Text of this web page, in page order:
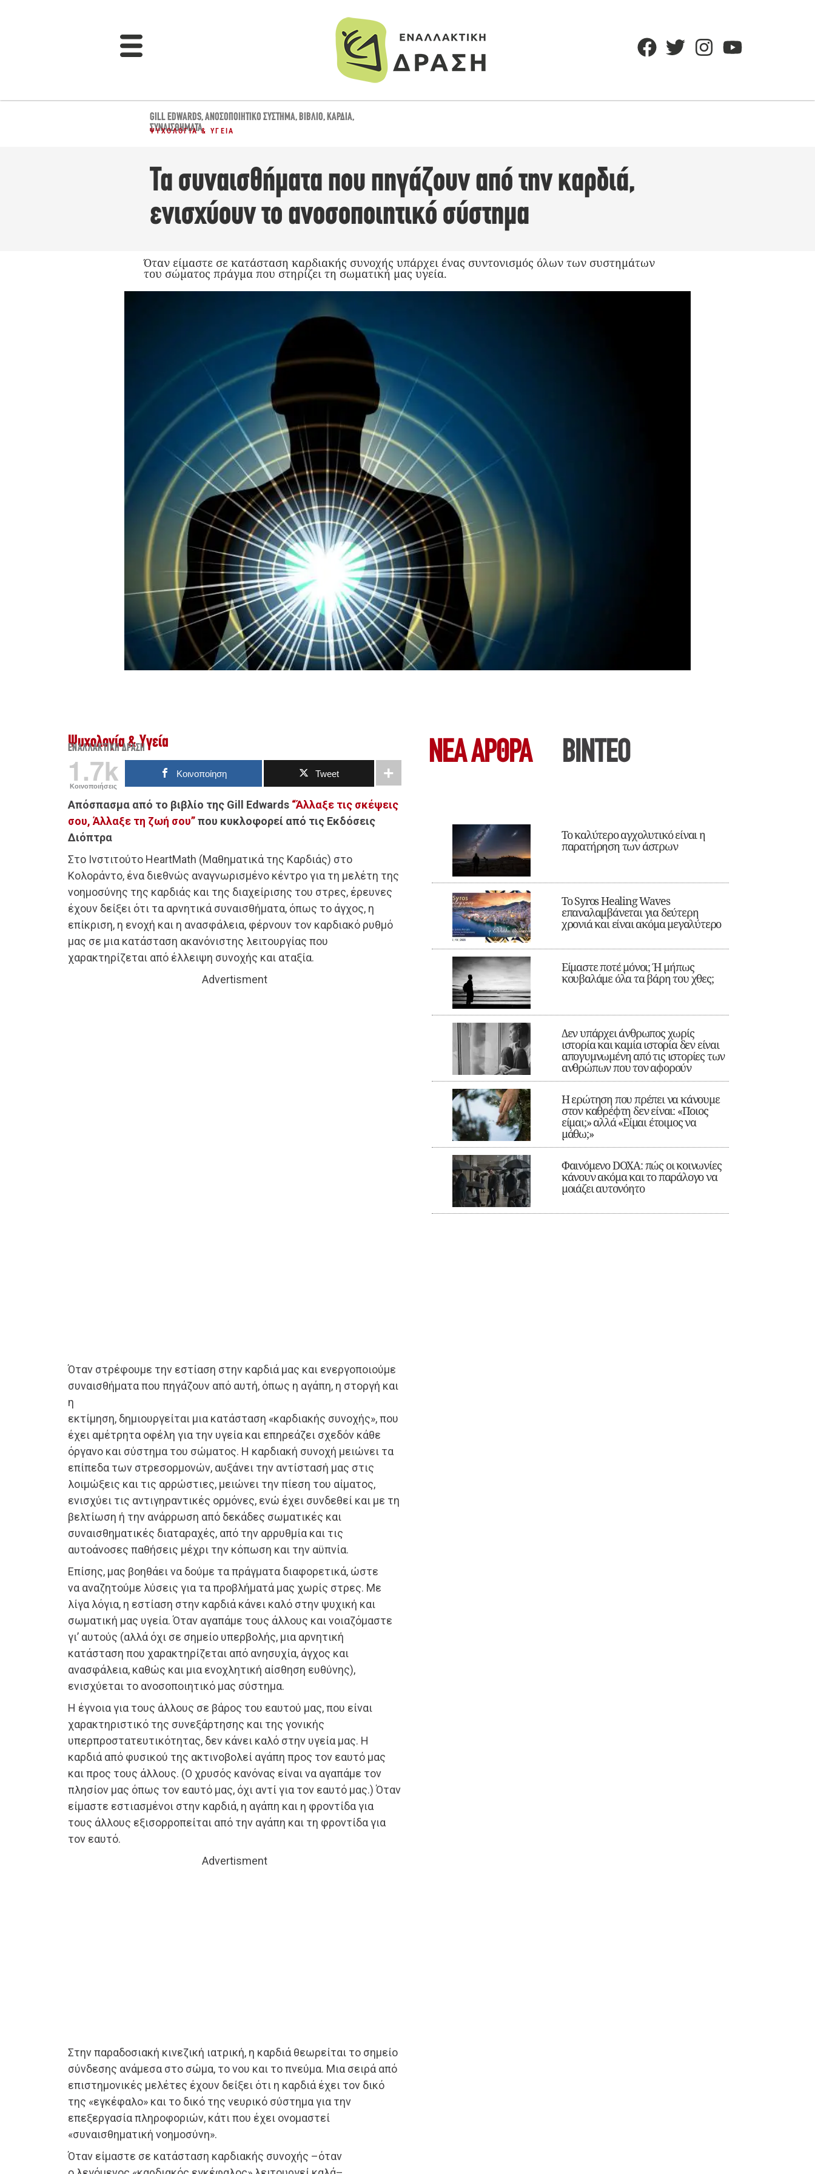
GILL EDWARDS,ΑΝΟΣΟΠΟΙΗΤΙΚΌ ΣΎΣΤΗΜΑ,ΒΙΒΛΊΟ,ΚΑΡΔΙΆ,
ΣΥΝΑΙΣΘΉΜΑΤΑ
ΨΥΧΟΛΟΓΊΑ & ΥΓΕΊΑ
Τα συναισθήματα που πηγάζουν από την καρδιά,
ενισχύουν το ανοσοποιητικό σύστημα
Όταν είμαστε σε κατάσταση καρδιακής συνοχής υπάρχει ένας συντονισμός όλων των συστημάτων
του σώματος πράγμα που στηρίζει τη σωματική μας υγεία.
Ψυχολογία & Υγεία
ΕΝΑΛΛΑΚΤΙΚΉ ΔΡΆΣΗ
1.7k
Κοινοποιήσεις
Κοινοποίηση Tweet
Απόσπασμα από το βιβλίο της Gill Edwards “Άλλαξε τις σκέψεις
σου, Άλλαξε τη ζωή σου”που κυκλοφορεί από τις Εκδόσεις
Διόπτρα
Στο Ινστιτούτο HeartMath (Μαθηματικά της Καρδιάς) στο
Κολοράντο, ένα διεθνώς αναγνωρισμένο κέντρο για τη μελέτη της
νοημοσύνης της καρδιάς και της διαχείρισης του στρες, έρευνες
έχουν δείξει ότι τα αρνητικά συναισθήματα, όπως το άγχος, η
επίκριση, η ενοχή και η ανασφάλεια, φέρνουν τον καρδιακό ρυθμό
μας σε μια κατάσταση ακανόνιστης λειτουργίας που
χαρακτηρίζεται από έλλειψη συνοχής και αταξία.
Advertisment
Όταν στρέφουμε την εστίαση στην καρδιά μας και ενεργοποιούμε
συναισθήματα που πηγάζουν από αυτή, όπως η αγάπη, η στοργή και
η
εκτίμηση, δημιουργείται μια κατάσταση «καρδιακής συνοχής», που
έχει αμέτρητα οφέλη για την υγεία και επηρεάζει σχεδόν κάθε
όργανο και σύστημα του σώματος. Η καρδιακή συνοχή μειώνει τα
επίπεδα των στρεσορμονών, αυξάνει την αντίστασή μας στις
λοιμώξεις και τις αρρώστιες, μειώνει την πίεση του αίματος,
ενισχύει τις αντιγηραντικές ορμόνες, ενώ έχει συνδεθεί και με τη
βελτίωση ή την ανάρρωση από δεκάδες σωματικές και
συναισθηματικές διαταραχές, από την αρρυθμία και τις
αυτοάνοσες παθήσεις μέχρι την κόπωση και την αϋπνία.
Επίσης, μας βοηθάει να δούμε τα πράγματα διαφορετικά, ώστε
να αναζητούμε λύσεις για τα προβλήματά μας χωρίς στρες. Με
λίγα λόγια, η εστίαση στην καρδιά κάνει καλό στην ψυχική και
σωματική μας υγεία. Όταν αγαπάμε τους άλλους και νοιαζόμαστε
γι’ αυτούς (αλλά όχι σε σημείο υπερβολής, μια αρνητική
κατάσταση που χαρακτηρίζεται από ανησυχία, άγχος και
ανασφάλεια, καθώς και μια ενοχλητική αίσθηση ευθύνης),
ενισχύεται το ανοσοποιητικό μας σύστημα.
Η έγνοια για τους άλλους σε βάρος του εαυτού μας, που είναι
χαρακτηριστικό της συνεξάρτησης και της γονικής
υπερπροστατευτικότητας, δεν κάνει καλό στην υγεία μας. Η
καρδιά από φυσικού της ακτινοβολεί αγάπη προς τον εαυτό μας
και προς τους άλλους. (Ο χρυσός κανόνας είναι να αγαπάμε τον
πλησίον μας όπως τον εαυτό μας, όχι αντί για τον εαυτό μας.) Όταν
είμαστε εστιασμένοι στην καρδιά, η αγάπη και η φροντίδα για
τους άλλους εξισορροπείται από την αγάπη και τη φροντίδα για
τον εαυτό.
Advertisment
Στην παραδοσιακή κινεζική ιατρική, η καρδιά θεωρείται το σημείο
σύνδεσης ανάμεσα στο σώμα, το νου και το πνεύμα. Μια σειρά από
επιστημονικές μελέτες έχουν δείξει ότι η καρδιά έχει τον δικό
της «εγκέφαλο» και το δικό της νευρικό σύστημα για την
επεξεργασία πληροφοριών, κάτι που έχει ονομαστεί
«συναισθηματική νοημοσύνη».
Όταν είμαστε σε κατάσταση καρδιακής συνοχής –όταν
ΝΕΑ ΆΡΘΡΑ ΒΙΝΤΕΟ
Το καλύτερο αγχολυτικό είναι η
παρατήρηση των άστρων
Το Syros Healing Waves
επαναλαμβάνεται για δεύτερη
χρονιά και είναι ακόμα μεγαλύτερο
Είμαστε ποτέ μόνοι; Ή μήπως
κουβαλάμε όλα τα βάρη του χθες;
Δεν υπάρχει άνθρωπος χωρίς
ιστορία και καμία ιστορία δεν είναι
απογυμνωμένη από τις ιστορίες των
ανθρώπων που τον αφορούν
Η ερώτηση που πρέπει να κάνουμε
στον καθρέφτη δεν είναι: «Ποιος
είμαι;» αλλά «Είμαι έτοιμος να
μάθω;»
Φαινόμενο DOXA: πώς οι κοινωνίες
κάνουν ακόμα και το παράλογο να
μοιάζει αυτονόητο